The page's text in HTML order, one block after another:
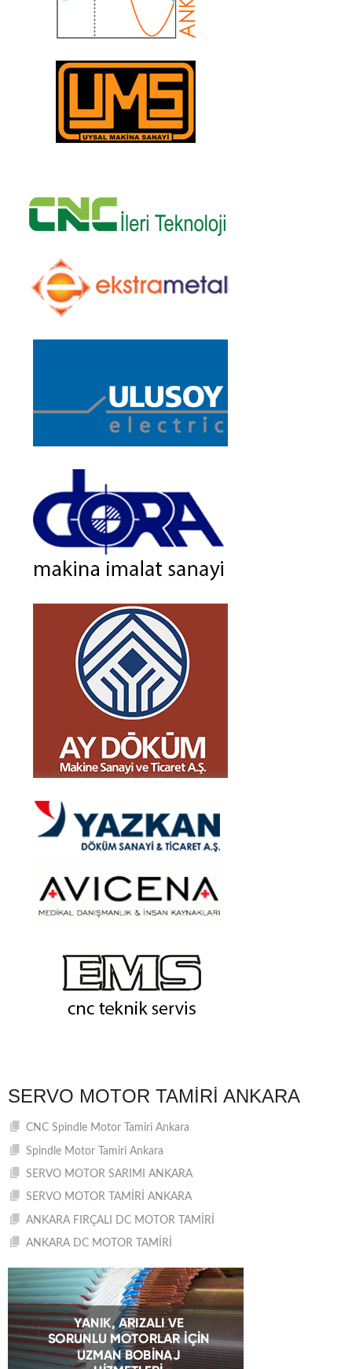
SERVO MOTOR TAMIRI ANKARA
CNC Spindle Motor Tamiri Ankara
Spindle Motor Tamiri Ankara
SERVO MOTOR SARIMI ANKARA
SERVO MOTOR TAMİRİ ANKARA
ANKARA FIRÇALI DC MOTOR TAMİRİ
ANKARA DC MOTOR TAMİRİ